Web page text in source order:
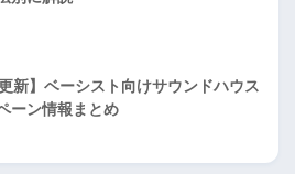
更新】ベーシスト向けサウンドハウス
ーン情報まとめ